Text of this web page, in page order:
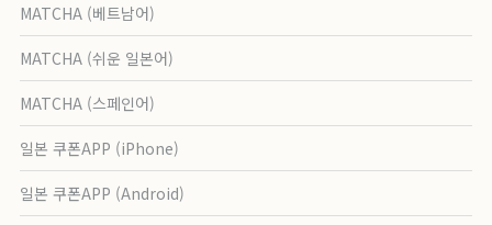
MATCHA (베트남어)
MATCHA (쉬운 일본어)
MATCHA (스페인어)
일본 쿠폰APP (iPhone)
일본 쿠폰APP (Android)